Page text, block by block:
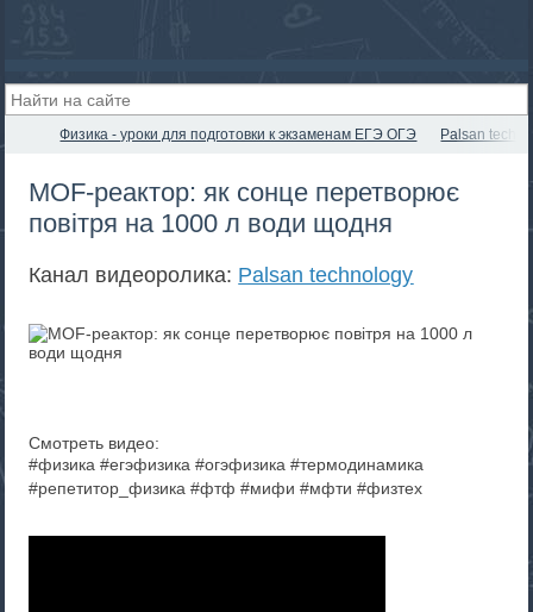
Физика - уроки для подготовки к экзаменам ЕГЭ ОГЭ Palsan
MOF-реактор: як сонце перетворює
повітря на 1000 л води щодня
Канал видеоролика: Palsan technology
Смотреть видео:
#физика #егэфизика #огэфизика #термодинамика
#репетитор_физика #фтф #мифи #мфти #физтех